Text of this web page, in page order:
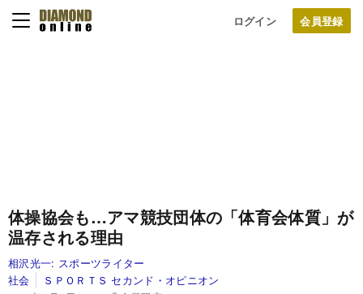
ログイン
体操協会も…アマ競技団体の「体育会体質」が
温存される理由
相沢光一: スポーツライター
社会
ＳＰＯＲＴＳ セカンド・オピニオン